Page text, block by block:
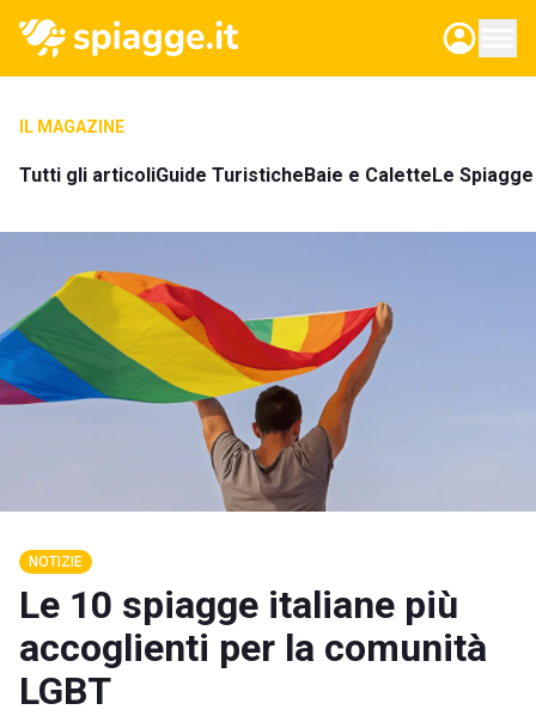
IL MAGAZINE
Tutti gli articoliGuide TuristicheBaie e CaletteLe
NOTIZIE
Le 10 spiagge italiane più
accoglienti per la comunità
LGBT